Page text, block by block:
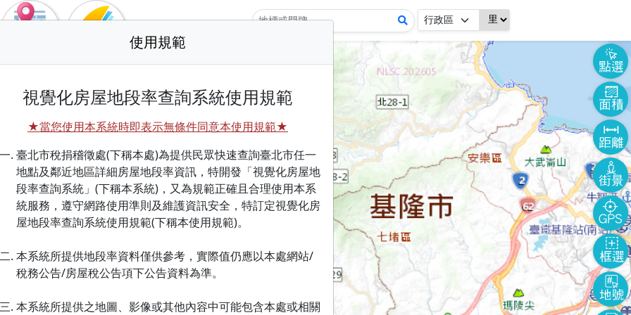
使用規範
視覺化房屋地段率查詢系統使用規範
★當您使用本系統時即表示無條件同意本使用規範★
臺北市稅捐稽徵處(下稱本處)為提供民眾快速查詢臺北市任一
地點及鄰近地區詳細房屋地段率資訊，特開發「視覺化房屋地
段率查詢系統」(下稱本系統)，又為規範正確且合理使用本系
統服務，遵守網路使用準則及維護資訊安全，特訂定視覺化房
屋地段率查詢系統使用規範(下稱本使用規範)。
本系統所提供地段率資料僅供參考，實際值仍應以本處網站/
稅務公告/房屋稅公告項下公告資料為準。
本系統所提供之地圖、影像或其他內容中可能包含本處或相關